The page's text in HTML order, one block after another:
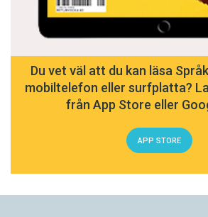
Du vet väl att du kan läsa
mobiltelefon eller surfplatta?
från App Store eller
APP STORE